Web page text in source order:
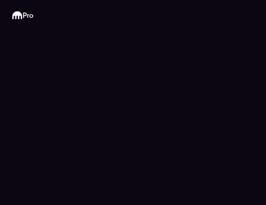
Kraken
Pro